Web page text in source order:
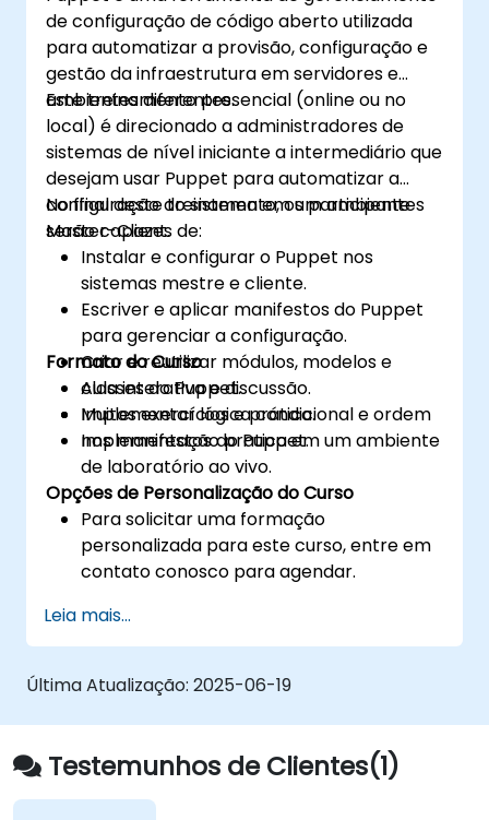
de configuração de código aberto utilizada
para automatizar a provisão, configuração e
gestão da infraestrutura em servidores e
ambientes diferentes.
Este treinamento presencial (online ou no
local) é direcionado a administradores de
sistemas de nível iniciante a intermediário que
desejam usar Puppet para automatizar a
configuração do sistema em um ambiente
Master-Client.
No final deste treinamento, os participantes
serão capazes de:
Instalar e configurar o Puppet nos
sistemas mestre e cliente.
Escriver e aplicar manifestos do Puppet
para gerenciar a configuração.
Criar e reutilizar módulos, modelos e
classes do Puppet.
Implementar lógica condicional e ordem
nos manifestos do Puppet.
Formato do Curso
Aula interativa e discussão.
Muitos exercícios e prática.
Implementação pratica em um ambiente
de laboratório ao vivo.
Opções de Personalização do Curso
Para solicitar uma formação
personalizada para este curso, entre em
contato conosco para agendar.
Leia mais...
Última Atualização: 2025-06-19
Testemunhos de Clientes(1)